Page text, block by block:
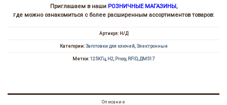
Приглашаем в наши РОЗНИЧНЫЕ МАГАЗИНЫ,
где можно ознакомиться с более расширенным ассортиментов товаров:
Артикул: Н/Д
Категории: Заготовки для ключей, Электронные
Метки: 125КГц, H2, Proxy, RFID, ДМ517
Описание